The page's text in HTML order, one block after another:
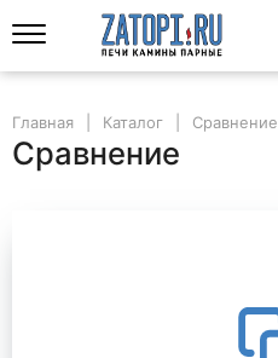
Главная Каталог Сравнение
Сравнение